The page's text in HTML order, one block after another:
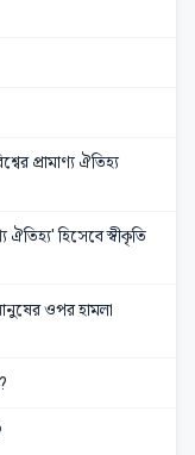
প্রামাণ্য ঐতিহ্য
ঐতিহ্য' হিসেবে স্বীকৃতি
ওপর হামলা